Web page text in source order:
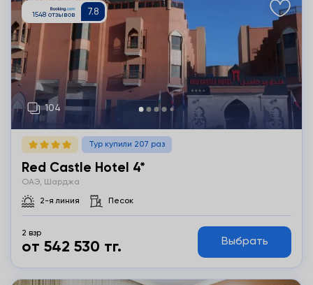
Тур купили 207 раз
Red Castle Hotel 4*
ОАЭ, Шарджа
2-я линия Песок
2 взр
от 542 530 тг. Выбрать